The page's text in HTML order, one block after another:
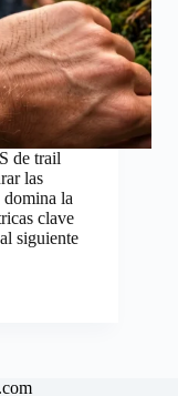
de trail
las
domina la
clave
siguiente